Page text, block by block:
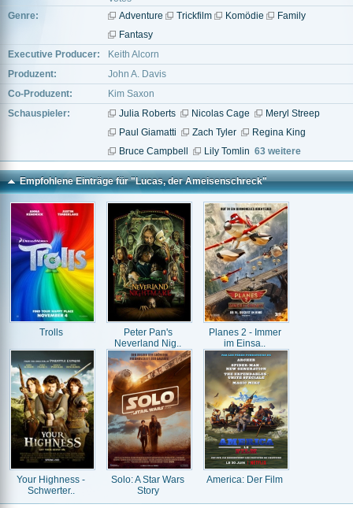
Genre:
Adventure Trickfilm Komödie
Family
Fantasy
Executive Producer:
Keith Alcorn
Produzent:
John A. Davis
Co-Produzent:
Kim Saxon
Schauspieler:
Julia Roberts Nicolas Cage
Meryl Streep
Paul Giamatti
Zach Tyler
Regina King
Bruce Campbell
Lily Tomlin 63 weitere
Empfohlene Einträge für "Lucas, der Ameisenschreck"
Trolls
Peter Pan's
Neverland Nig..
Planes 2 - Immer
im Einsa..
Your Highness -
Schwerter..
Solo: A Star Wars
Story
America: Der Film